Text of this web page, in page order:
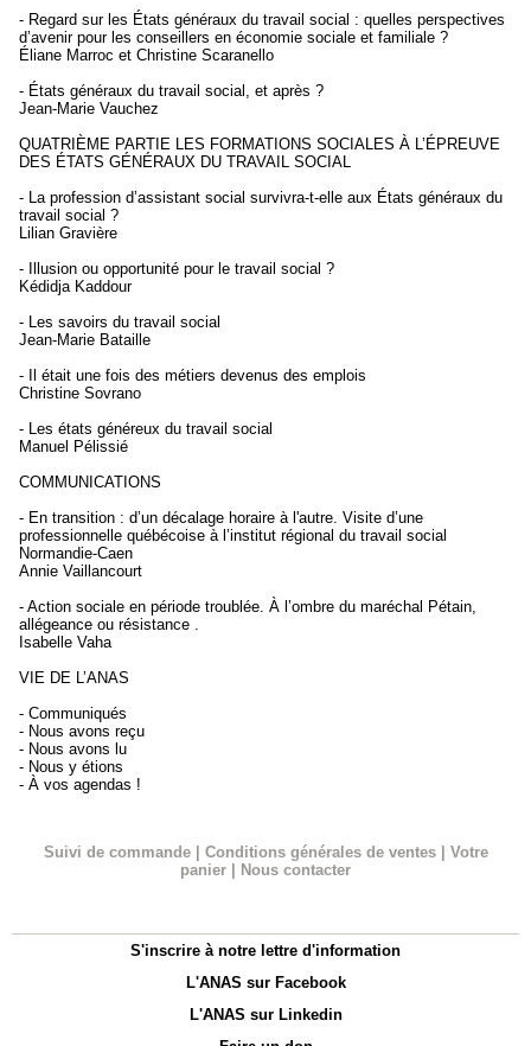
- Regard sur les États généraux du travail social : quelles perspectives
d’avenir pour les conseillers en économie sociale et familiale ?
Éliane Marroc et Christine Scaranello
- États généraux du travail social, et après ?
Jean-Marie Vauchez
QUATRIÈME PARTIE LES FORMATIONS SOCIALES À L’ÉPREUVE
DES ÉTATS GÉNÉRAUX DU TRAVAIL SOCIAL
- La profession d’assistant social survivra-t-elle aux États généraux du
travail social ?
Lilian Gravière
- Illusion ou opportunité pour le travail social ?
Kédidja Kaddour
- Les savoirs du travail social
Jean-Marie Bataille
- Il était une fois des métiers devenus des emplois
Christine Sovrano
- Les états généreux du travail social
Manuel Pélissié
COMMUNICATIONS
- En transition : d’un décalage horaire à l'autre. Visite d’une
professionnelle québécoise à l’institut régional du travail social
Normandie-Caen
Annie Vaillancourt
- Action sociale en période troublée. À l’ombre du maréchal Pétain,
allégeance ou résistance .
Isabelle Vaha
VIE DE L’ANAS
- Communiqués
- Nous avons reçu
- Nous avons lu
- Nous y étions
- À vos agendas !
Suivi de commande Conditions générales de ventes
Votre
panier
Nous contacter
S'inscrire à notre lettre d'information
L'ANAS sur Facebook
L'ANAS sur Linkedin